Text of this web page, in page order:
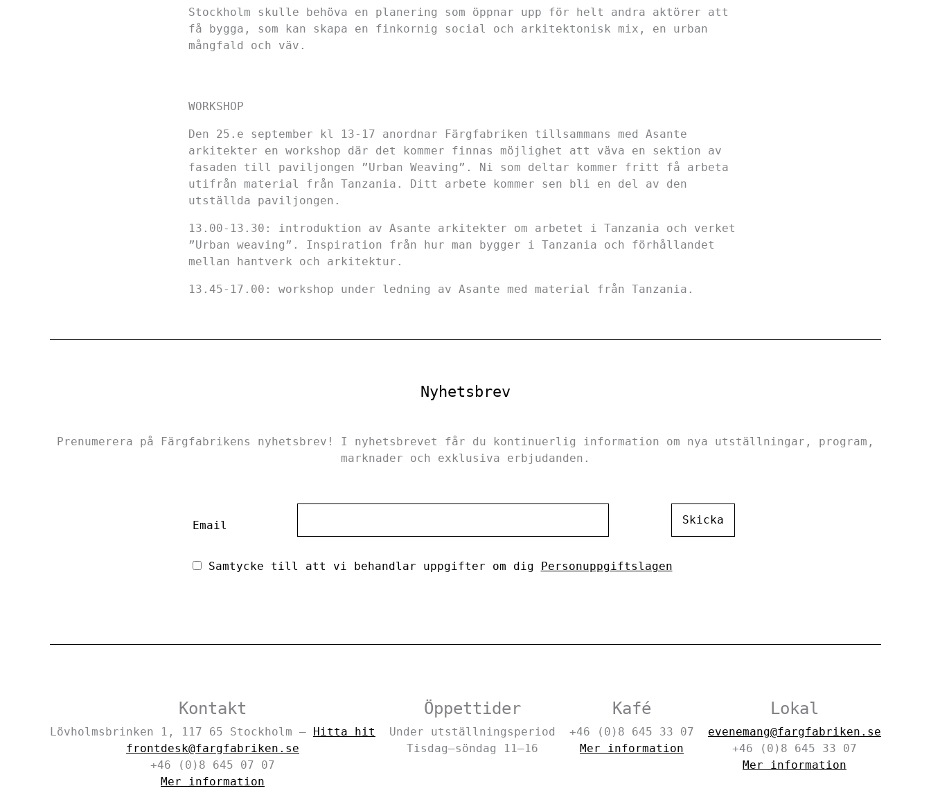
Stockholm skulle behöva en planering som öppnar upp för helt andra aktörer att
få bygga, som kan skapa en finkornig social och arkitektonisk mix, en urban
mångfald och väv.
WORKSHOP
Den 25.e september kl 13-17 anordnar Färgfabriken tillsammans med Asante
arkitekter en workshop där det kommer finnas möjlighet att väva en sektion av
fasaden till paviljongen ”Urban Weaving”. Ni som deltar kommer fritt få arbeta
utifrån material från Tanzania. Ditt arbete kommer sen bli en del av den
utställda paviljongen.
13.00-13.30: introduktion av Asante arkitekter om arbetet i Tanzania och verket
”Urban weaving”. Inspiration från hur man bygger i Tanzania och förhållandet
mellan hantverk och arkitektur.
13.45-17.00: workshop under ledning av Asante med material från Tanzania.
Nyhetsbrev
Prenumerera på Färgfabrikens nyhetsbrev! I nyhetsbrevet får du kontinuerlig information om nya utställningar, program,
marknader och exklusiva erbjudanden.
Email
Samtycke till att vi behandlar uppgifter om dig Personuppgiftslagen
Skicka
Kontakt
Lövholmsbrinken 1, 117 65 Stockholm – Hitta hit
frontdesk@fargfabriken.se
+46 (0)8 645 07 07
Mer information
Öppettider
Under utställningsperiod
Tisdag–söndag 11–16
Kafé
+46 (0)8 645 33 07
Mer information
Lokal
evenemang@fargfabriken.se
+46 (0)8 645 33 07
Mer information